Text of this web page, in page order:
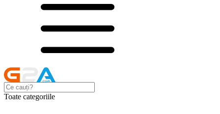
Toate categoriile